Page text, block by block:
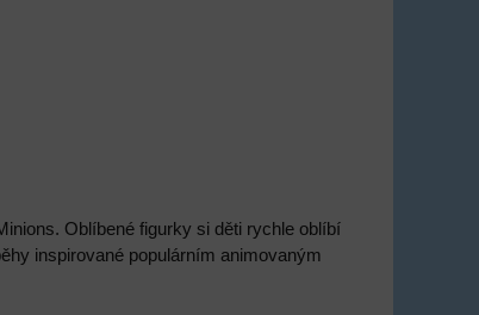
Oblíbené figurky si děti rychle oblíbí
inspirované populárním animovaným